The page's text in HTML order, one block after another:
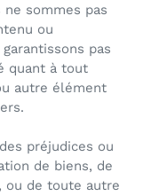
sommes pas
ou
pas
quant à tout
autre élément
préjudices ou
de biens, de
ou de toute autre